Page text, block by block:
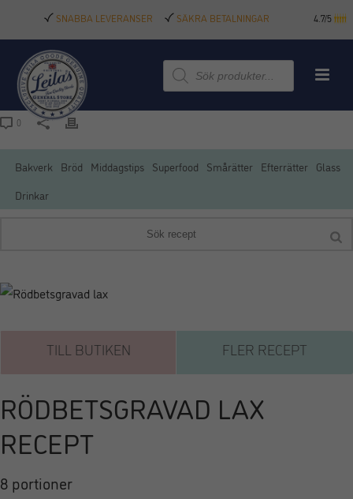
SNABBA LEVERANSER SÄKRA BETALNINGAR 4.7/5
Produktsökning
0
Bakverk Bröd Middagstips Superfood Smårätter Efterrätter Glass
Drinkar
TILL BUTIKEN FLER RECEPT
RÖDBETSGRAVAD LAX
RECEPT
8 portioner